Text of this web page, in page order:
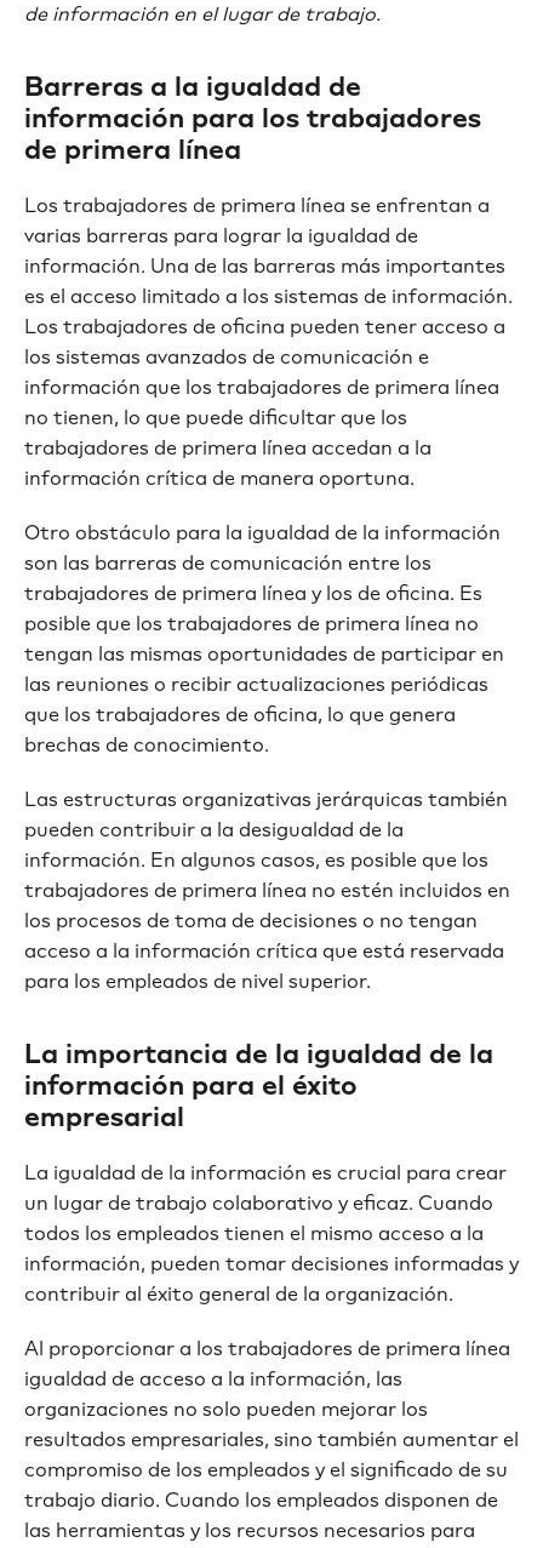
de información en el lugar de trabajo.
Barreras a la igualdad de
información para los trabajadores
de primera línea
Los trabajadores de primera línea se enfrentan a
varias barreras para lograr la igualdad de
información. Una de las barreras más importantes
es el acceso limitado a los sistemas de información.
Los trabajadores de oficina pueden tener acceso a
los sistemas avanzados de comunicación e
información que los trabajadores de primera línea
no tienen, lo que puede dificultar que los
trabajadores de primera línea accedan a la
información crítica de manera oportuna.
Otro obstáculo para la igualdad de la información
son las barreras de comunicación entre los
trabajadores de primera línea y los de oficina. Es
posible que los trabajadores de primera línea no
tengan las mismas oportunidades de participar en
las reuniones o recibir actualizaciones periódicas
que los trabajadores de oficina, lo que genera
brechas de conocimiento.
Las estructuras organizativas jerárquicas también
pueden contribuir a la desigualdad de la
información. En algunos casos, es posible que los
trabajadores de primera línea no estén incluidos en
los procesos de toma de decisiones o no tengan
acceso a la información crítica que está reservada
para los empleados de nivel superior.
La importancia de la igualdad de la
información para el éxito
empresarial
La igualdad de la información es crucial para crear
un lugar de trabajo colaborativo y eficaz. Cuando
todos los empleados tienen el mismo acceso a la
información, pueden tomar decisiones informadas y
contribuir al éxito general de la organización.
Al proporcionar a los trabajadores de primera línea
igualdad de acceso a la información, las
organizaciones no solo pueden mejorar los
resultados empresariales, sino también aumentar el
compromiso de los empleados y el significado de su
trabajo diario. Cuando los empleados disponen de
las herramientas y los recursos necesarios para